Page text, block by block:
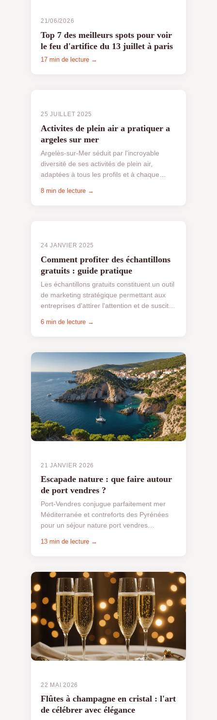
21/06/2026
Top 7 des meilleurs spots pour voir
le feu d'artifice du 13 juillet à paris
17 min de lecture →
25 JUILLET 2025
Activites de plein air a pratiquer a
argeles sur mer
Argelès-sur-Mer séduit par l'incroyable
diversité de ses activités de plein air,
adaptées à tous les profils et à chaque
et des parcs aqu...
8 min de lecture →
24 JANVIER 2025
Comment profiter des échantillons
gratuits : guide pratique
Les échantillons gratuits constituent un outil
de marketing stratégique permettant aux
entreprises d'attirer l'attention et de susciter
6 min de lecture →
21 JANVIER 2026
Escapade nature : que faire autour
de port vendres ?
Port-Vendres conjugue parfaitement mer
Méditerranée et contreforts des Pyrénées
pour un séjour nature port vendres
2024, le tourisme natur...
13 min de lecture →
22 MAI 2026
Flûtes à champagne en cristal : l'art
de célébrer avec élégance